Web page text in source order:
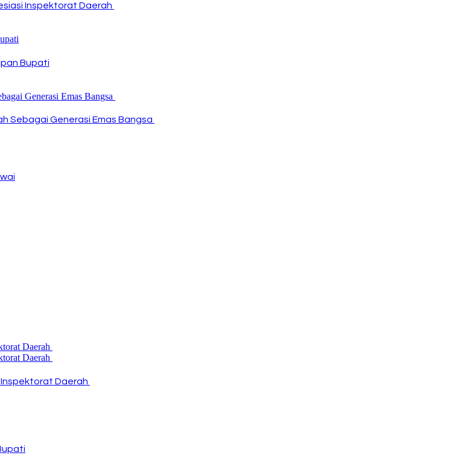
Inspektorat Daerah
Bupati
Sebagai Generasi Emas Bangsa
Inspektorat Daerah